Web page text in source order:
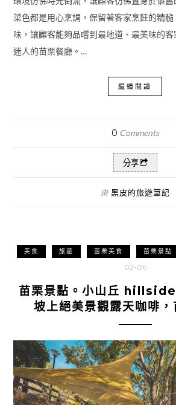
菜色都是用心烹調，保留著客家烹飪的精髓
味，讓顧客能夠品嚐到最地道、最美味的
迷人的苗栗餐廳。…
繼續閱讀
0 Comments
分享
由 黑皮的旅遊筆記
美食 旅遊 苗栗美食 苗栗景點
02-06
苗栗景點。小山丘
坡上絕美景觀露天咖啡，